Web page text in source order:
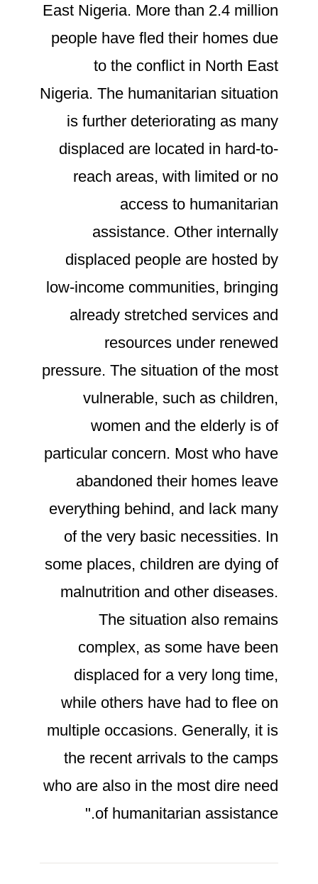
East Nigeria. More than 2.4 million
people have fled their homes due
to the conflict in North East
Nigeria. The humanitarian situation
is further deteriorating as many
displaced are located in hard-to-
reach areas, with limited or no
access to humanitarian
assistance. Other internally
displaced people are hosted by
low-income communities, bringing
already stretched services and
resources under renewed
pressure. The situation of the most
vulnerable, such as children,
women and the elderly is of
particular concern. Most who have
abandoned their homes leave
everything behind, and lack many
of the very basic necessities. In
some places, children are dying of
malnutrition and other diseases.
The situation also remains
complex, as some have been
displaced for a very long time,
while others have had to flee on
multiple occasions. Generally, it is
the recent arrivals to the camps
who are also in the most dire need
of humanitarian assistance."